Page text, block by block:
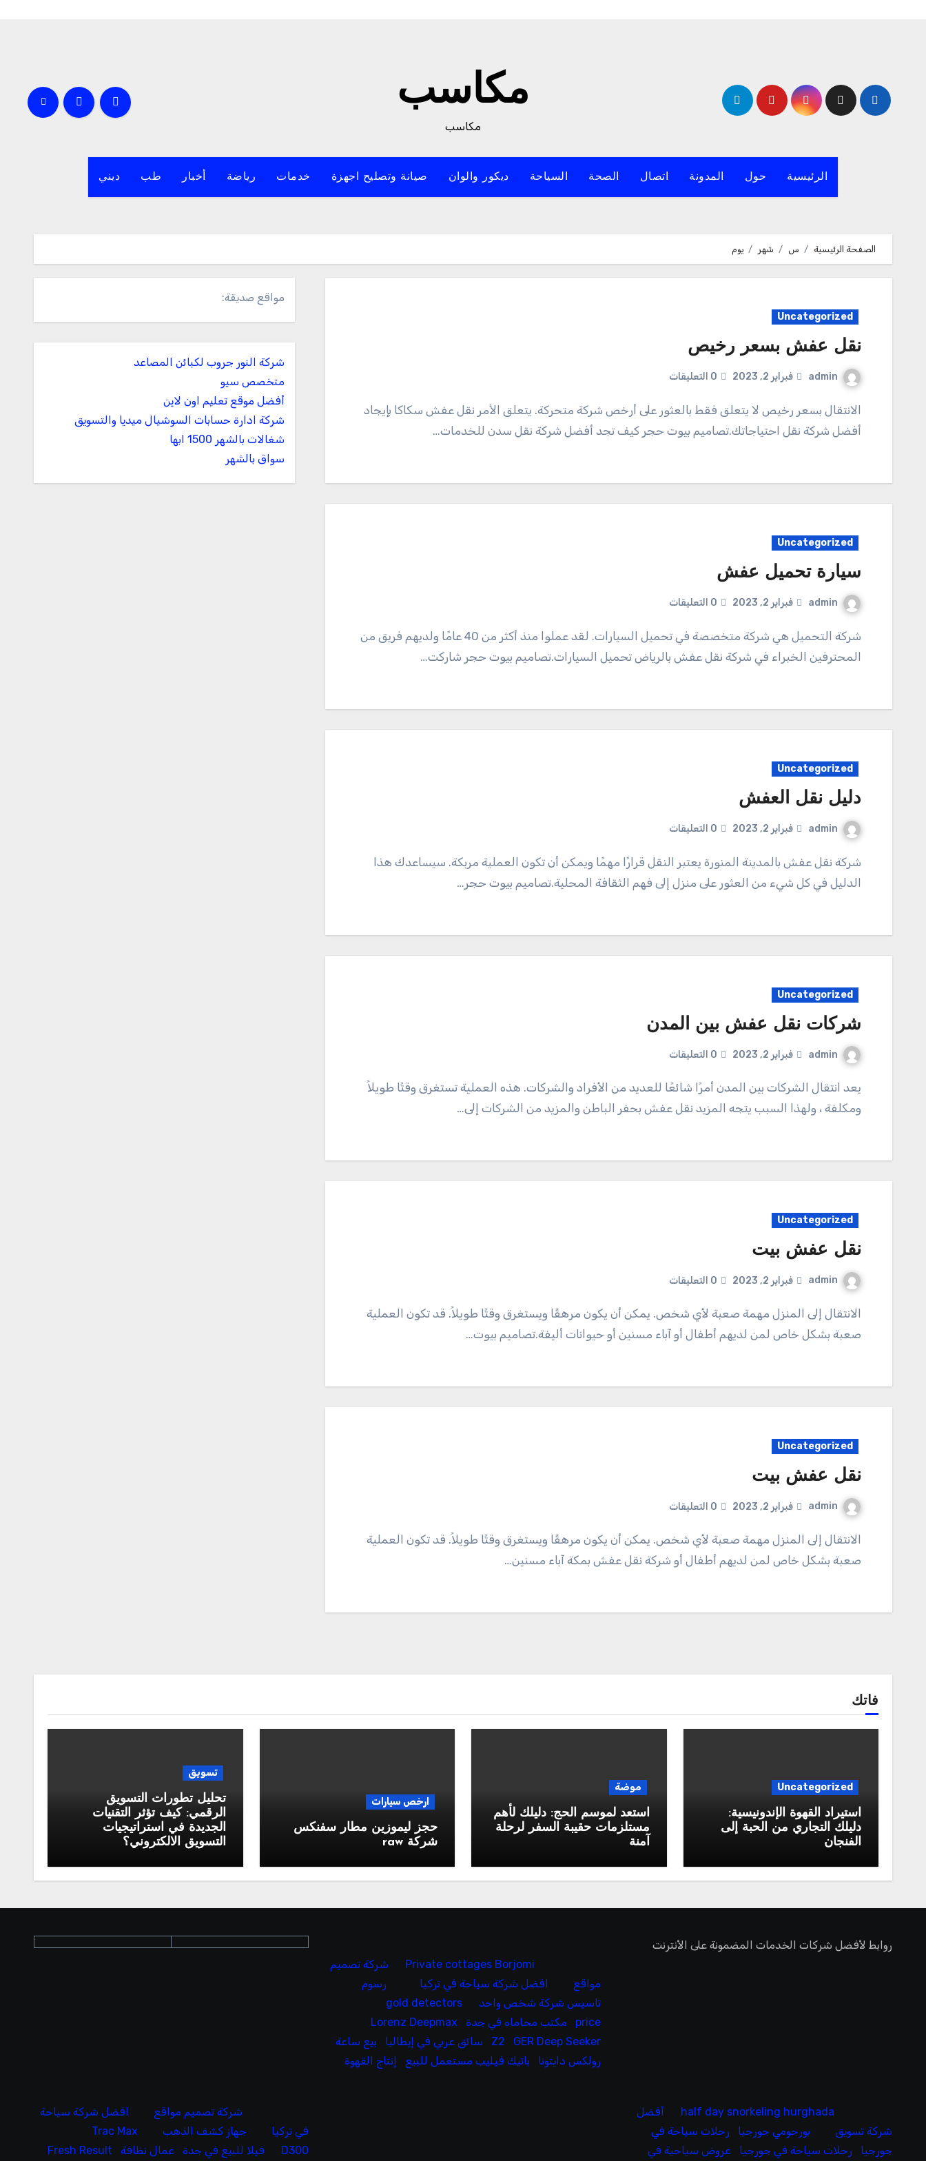
مكاسب
مكاسب
الرئيسية حول المدونة اتصال الصحة السياحة ديكور والوان صيانة وتصليح اجهزة خدمات رياضة أخبار طب ديني
الصفحة الرئيسية س شهر يوم
Uncategorized
نقل عفش بسعر رخيص
admin فبراير 2, 2023 0 التعليقات
الانتقال بسعر رخيص لا يتعلق فقط بالعثور على أرخص شركة متحركة. يتعلق الأمر نقل عفش سكاكا بإيجاد
أفضل شركة نقل احتياجاتك.تصاميم بيوت حجر كيف تجد أفضل شركة نقل سدن للخدمات…
Uncategorized
سيارة تحميل عفش
admin فبراير 2, 2023 0 التعليقات
شركة التحميل هي شركة متخصصة في تحميل السيارات. لقد عملوا منذ أكثر من 40 عامًا ولديهم فريق من
المحترفين الخبراء في شركة نقل عفش بالرياض تحميل السيارات.تصاميم بيوت حجر شاركت…
Uncategorized
دليل نقل العفش
admin فبراير 2, 2023 0 التعليقات
شركة نقل عفش بالمدينة المنورة يعتبر النقل قرارًا مهمًا ويمكن أن تكون العملية مربكة. سيساعدك هذا
الدليل في كل شيء من العثور على منزل إلى فهم الثقافة المحلية.تصاميم بيوت حجر…
Uncategorized
شركات نقل عفش بين المدن
admin فبراير 2, 2023 0 التعليقات
يعد انتقال الشركات بين المدن أمرًا شائعًا للعديد من الأفراد والشركات. هذه العملية تستغرق وقتًا طويلاً
ومكلفة ، ولهذا السبب يتجه المزيد نقل عفش بحفر الباطن والمزيد من الشركات إلى…
Uncategorized
نقل عفش بيت
admin فبراير 2, 2023 0 التعليقات
صعبة بشكل خاص لمن لديهم أطفال أو آباء مسنين أو حيوانات أليفة.تصاميم بيوت…
Uncategorized
نقل عفش بيت
admin فبراير 2, 2023 0 التعليقات
صعبة بشكل خاص لمن لديهم أطفال أو شركة نقل عفش بمكة آباء مسنين…
مواقع صديقة:
شركة النور جروب لكبائن المصاعد
متخصص سيو
أفضل موقع تعليم اون لاين
شركة ادارة حسابات السوشيال ميديا والتسويق
شغالات بالشهر 1500 ابها
سواق بالشهر
فاتك
Uncategorized
استيراد القهوة الإندونيسية:
دليلك التجاري من الحبة إلى
الفنجان
موضة
استعد لموسم الحج: دليلك لأهم
مستلزمات حقيبة السفر لرحلة
آمنة
ارخص سيارات
حجز ليموزين مطار سفنكس
شركة raw
تسويق
تحليل تطورات التسويق
الرقمي: كيف تؤثر التقنيات
الجديدة في استراتيجيات
التسويق الالكتروني؟
روابط لأفضل شركات الخدمات المضمونة على الأنترنت
Private cottages Borjomi
شركة تصميم
مواقع
افضل شركة سياحة في تركيا
رسوم
تاسيس شركة شخص واحد
gold detectors
price
مكتب محاماه في جدة
Lorenz Deepmax
Z2
GER Deep Seeker سائق عربي في إيطاليا
بيع ساعة
رولكس دايتونا
باتيك فيليب مستعمل للبيع إنتاج القهوة
half day snorkeling hurghada
أفضل
شركة تسويق
بورجومي جورجيا
رحلات سياحة في
جورجيا
رحلات سياحة في جورجيا عروض سياحية في
شركة تصميم مواقع
افضل شركة سياحة
في تركيا
جهاز كشف الذهب
Trac Max
D300
فيلا للبيع في جدة عمال نظافة Fresh Result